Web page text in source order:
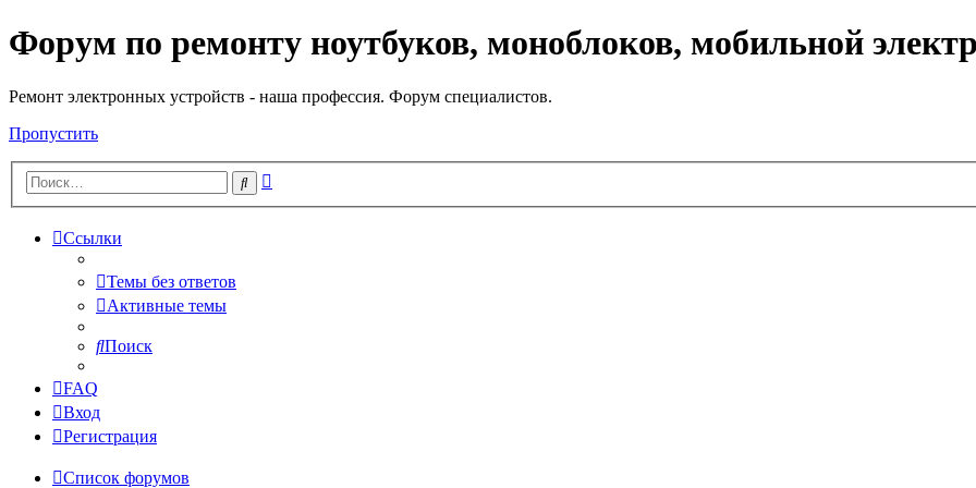
Регистрация
Форум по ремонту ноутбуков, моноблоков, мобильной
Ремонт электронных устройств - наша профессия. Форум специалистов.
Пропустить
Поиск
Ссылки
Темы без ответов
Активные темы
Поиск
FAQ
Вход
Регистрация
Список форумов